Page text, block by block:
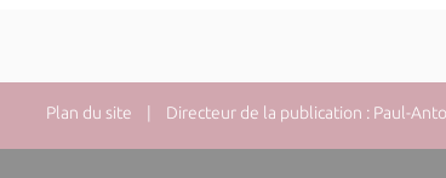
Plan du site | Directeur de la publication : Paul-